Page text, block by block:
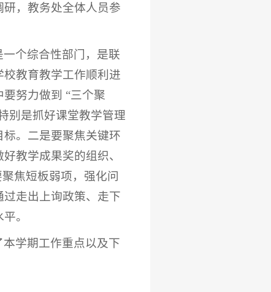
，教务处全体人员参
个综合性部门，是联
教育教学工作顺利进
努力做到 “三个聚
别是抓好课堂教学管理
。二是要聚焦关键环
教学成果奖的组织、
焦短板弱项，强化问
走出上询政策、走下
。
学期工作重点以及下